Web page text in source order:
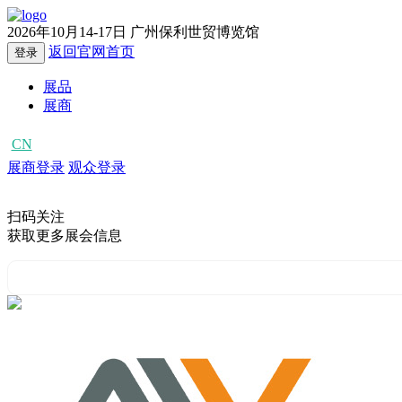
2026年10月14-17日 广州保利世贸博览馆
登录 返回官网首页
展品
展商
CN
展商登录 观众登录
扫码关注
获取更多展会信息